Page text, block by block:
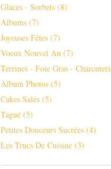
Glaces - Sorbets (8)
Albums (7)
Joyeuses Fêtes (7)
Voeux Nouvel An (7)
Terrines - Foie Gras -
Album Photos (5)
Cakes Salés (5)
Tagué (5)
Petites Douceurs Sucrées (4)
Les Trucs De Cuisine (3)